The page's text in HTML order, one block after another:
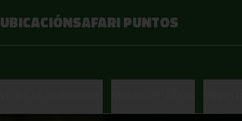
UBICACIÓNSAFARI PUNTOS